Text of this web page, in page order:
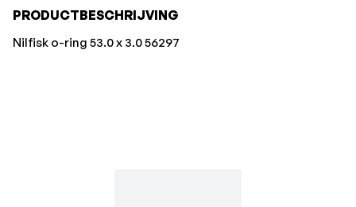
PRODUCTBESCHRIJVING
Nilfisk o-ring 53.0 x 3.0 56297